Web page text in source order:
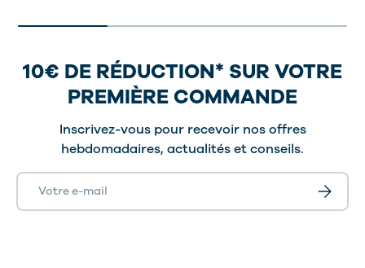
10€ DE RÉDUCTION* SUR VOTRE
PREMIÈRE COMMANDE
Inscrivez-vous pour recevoir nos offres
hebdomadaires, actualités et conseils.
E-mail